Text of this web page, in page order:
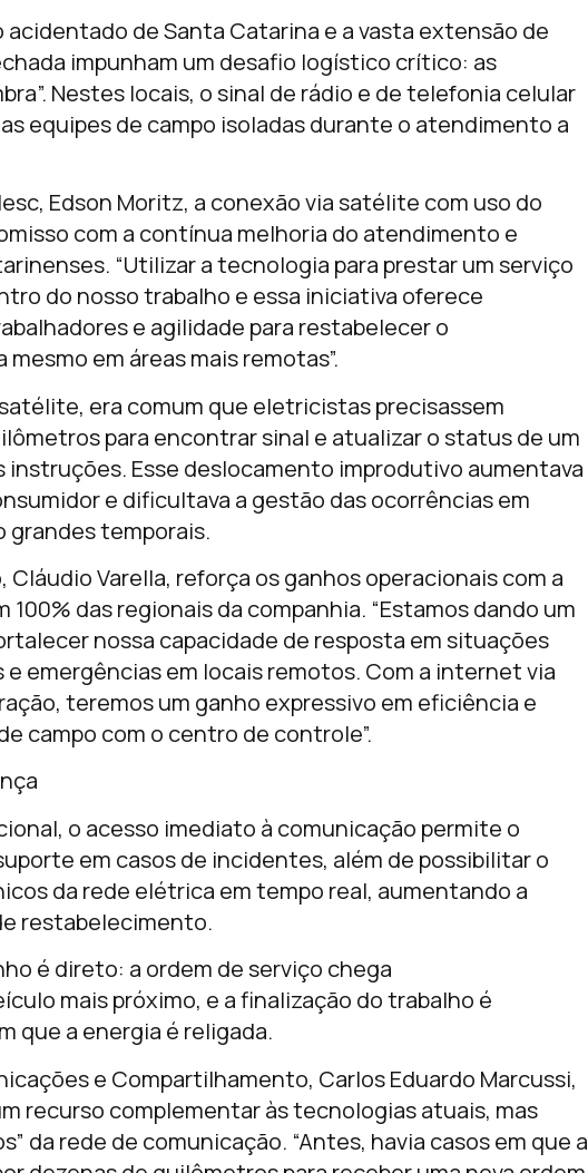
de Santa Catarina e a vasta extensão de
impunham um desafio logístico crítico: as
Nestes locais, o sinal de rádio e de telefonia celular
equipes de campo isoladas durante o atendimento a
Edson Moritz, a conexão via satélite com uso do
com a contínua melhoria do atendimento e
“Utilizar a tecnologia para prestar um serviço
do nosso trabalho e essa iniciativa oferece
e agilidade para restabelecer o
em áreas mais remotas”.
era comum que eletricistas precisassem
para encontrar sinal e atualizar o status de um
instruções. Esse deslocamento improdutivo aumentava
e dificultava a gestão das ocorrências em
grandes temporais.
Varella, reforça os ganhos operacionais com a
das regionais da companhia. “Estamos dando um
nossa capacidade de resposta em situações
emergências em locais remotos. Com a internet via
teremos um ganho expressivo em eficiência e
campo com o centro de controle”.
o acesso imediato à comunicação permite o
em casos de incidentes, além de possibilitar o
da rede elétrica em tempo real, aumentando a
restabelecimento.
é direto: a ordem de serviço chega
mais próximo, e a finalização do trabalho é
que a energia é religada.
e Compartilhamento, Carlos Eduardo Marcussi,
recurso complementar às tecnologias atuais, mas
da rede de comunicação. “Antes, havia casos em que a